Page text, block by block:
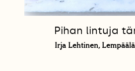
Pihan lintuja
Irja Lehtinen, Lempäälä